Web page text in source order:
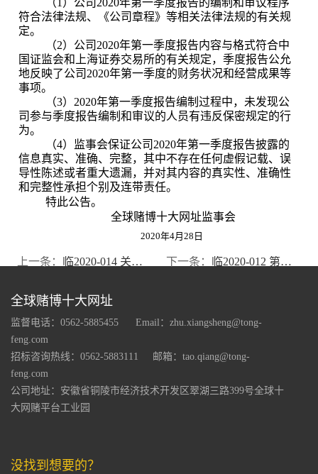
符合法律法规、《公司章程》等相关法律法规的有关规
定。
（2）公司 2020年第一季度报告内容与格式符合中
国证监会和上海证券交易所的有关规定，季度报告公允
地反映了公司 2020年第一季度的财务状况和经营成果等
事项。
（3） 2020年第一季度报告编制过程中，未发现公
司参与季度报告编制和审议的人员有违反保密规定的行
为。
（4）监事会保证公司 2020年第一季度报告披露的
信息真实、准确、完整，其中不存在任何虚假记载、误
导性陈述或者重大遗漏，并对其内容的真实性、准确性
和完整性承担个别及连带责任。
特此公告。
全球赌博十大网址监事会
2020年4月 28 日
上一条： 临2020-014 关于计提资产减值准备的公告 下一条： 临2020-012 第八届董事会第九次会议决议公告
全球赌博十大网址
监督电话：0562-5885455 Email： zhu.xiangsheng@tong-
feng.com
招标咨询热线：0562-5883111
邮箱： tao.qiang@tong-
feng.com
公司地址：安徽省铜陵市经济技术开发区翠湖三路399号全球十
大网赌平台工业园
没找到想要的？